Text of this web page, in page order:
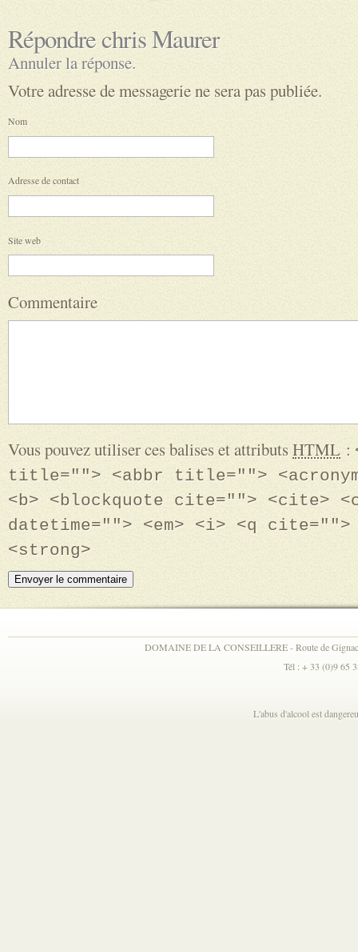
Répondrechris Maurer
Annuler la réponse.
Votre adresse de messagerie ne sera pas publiée.
Nom
Adresse de contact
Site web
Commentaire
Vous pouvez utiliser ces balises et attributsHTML :
title=""> <abbr title="">
<b> <blockquote cite=""> <cite>
datetime=""> <em> <i> <q
<strong>
DOMAINE DE LA CONSEILLERE - Route de
Tél : + 33 (0)9 65
L'abus d'alcool est